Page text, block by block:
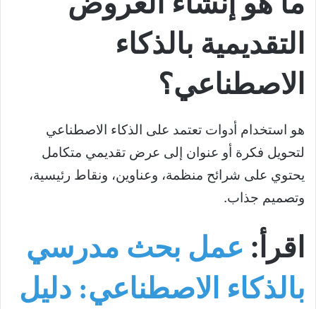
التقديمية بالذكاء
الاصطناعي؟
هو استخدام أدوات تعتمد على الذكاء الاصطناعي
لتحويل فكرة أو عنوان إلى عرض تقديمي متكامل
يحتوي على شرائح منظمة، وعناوين، ونقاط رئيسية،
وتصميم جذاب.
اقرأ: عمل بحث مدرسي
بالذكاء الاصطناعي: دليل